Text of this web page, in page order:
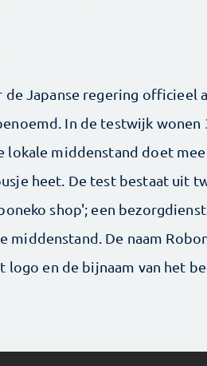
de Japanse regering officieel
In de testwijk wonen
lokale middenstand doet
heet. De test bestaat uit
shop'; een
middenstand. De naam
logo en de bijnaam van het